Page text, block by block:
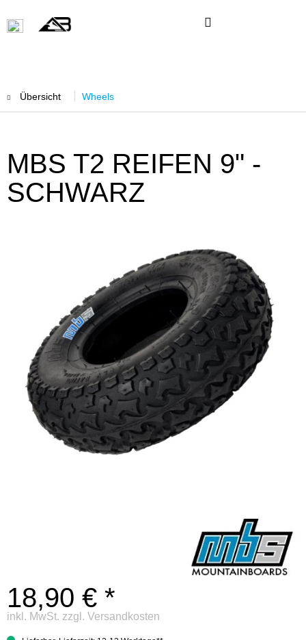
Übersicht Wheels
MBS T2 REIFEN 9" -
SCHWARZ
18,90 € *
inkl. MwSt. zzgl. Versandkosten